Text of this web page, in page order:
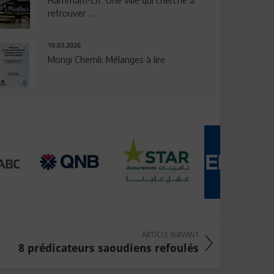
retrouver ...
10.03.2026
Mongi Chemli: Mélanges à lire
ARTICLE SUIVANT
8 prédicateurs saoudiens refoulés